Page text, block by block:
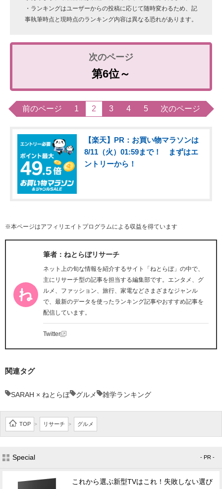
・ランキングはユーザーからの投稿に応じて随時変わるため、記
事執筆時点と現時点のランキング内容は異なる恐れがあります。
第6位～
前のページ 1 2 3 4 5 次のページ
【楽天】PR：お買い物マラソンは
8/11（火）01:59まで！ まずはエ
ントリーから！
※本ページはアフィリエイトプログラムによる収益を得ています
筆者：ねとらぼリサーチ
ネット上の旬な情報を紹介するサイト「ねとらぼ」の中で、
主にリサーチ型の記事を担当する編集部です。エンタメ、グ
ルメ、ファッション、旅行、家電などさまざまなジャンル
で、最新のデータを使ったランキング記事やおすすめ記事を
配信しています。
Twitter
関連タグ
SARAH × ねとらぼ グルメ 雑学ランキング
TOP > リサーチ > グルメ
Special - PR -
これから選ぶ新型TVはこれ！失敗しない選び